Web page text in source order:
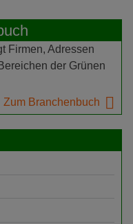
Firmen, Adressen
der Grünen
Zum Branchenbuch